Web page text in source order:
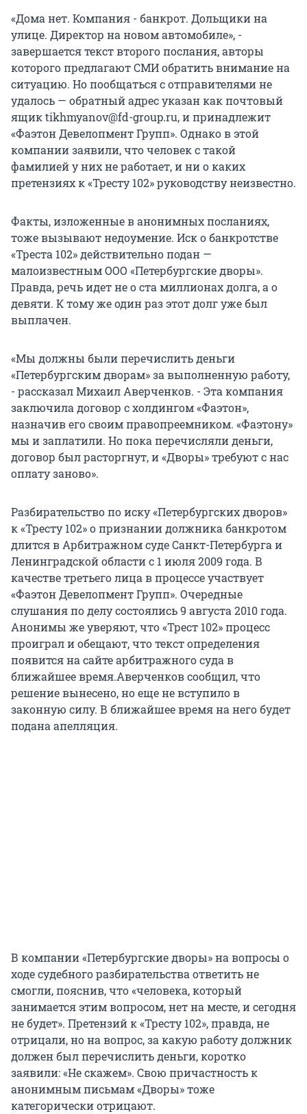
«Дома нет. Компания - банкрот. Дольщики на
улице. Директор на новом автомобиле», -
завершается текст второго послания, авторы
которого предлагают СМИ обратить внимание на
ситуацию. Но пообщаться с отправителями не
удалось — обратный адрес указан как почтовый
ящик tikhmyanov@fd-group.ru, и принадлежит
«Фаэтон Девелопмент Групп». Однако в этой
компании заявили, что человек с такой
фамилией у них не работает, и ни о каких
претензиях к «Тресту 102» руководству неизвестно.
Факты, изложенные в анонимных посланиях,
тоже вызывают недоумение. Иск о банкротстве
«Треста 102» действительно подан —
малоизвестным ООО «Петербургские дворы».
Правда, речь идет не о ста миллионах долга, а о
девяти. К тому же один раз этот долг уже был
выплачен.
«Мы должны были перечислить деньги
«Петербургским дворам» за выполненную работу,
- рассказал Михаил Аверченков. - Эта компания
заключила договор с холдингом «Фаэтон»,
назначив его своим правопреемником. «Фаэтону»
мы и заплатили. Но пока перечисляли деньги,
договор был расторгнут, и «Дворы» требуют с нас
оплату заново».
Разбирательство по иску «Петербургских дворов»
к «Тресту 102» о признании должника банкротом
длится в Арбитражном суде Санкт-Петербурга и
Ленинградской области с 1 июля 2009 года. В
качестве третьего лица в процессе участвует
«Фаэтон Девелопмент Групп». Очередные
слушания по делу состоялись 9 августа 2010 года.
Анонимы же уверяют, что «Трест 102» процесс
проиграл и обещают, что текст определения
появится на сайте арбитражного суда в
ближайшее время.Аверченков сообщил, что
решение вынесено, но еще не вступило в
законную силу. В ближайшее время на него будет
подана апелляция.
В компании «Петербургские дворы» на вопросы о
ходе судебного разбирательства ответить не
смогли, пояснив, что «человека, который
занимается этим вопросом, нет на месте, и сегодня
не будет». Претензий к «Тресту 102», правда, не
отрицали, но на вопрос, за какую работу должник
должен был перечислить деньги, коротко
заявили: «Не скажем». Свою причастность к
анонимным письмам «Дворы» тоже
категорически отрицают.